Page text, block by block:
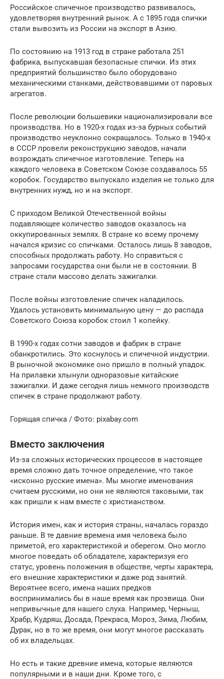
Российское спичечное производство развивалось,
удовлетворяя внутренний рынок. А с 1895 года спички
стали вывозить из России на экспорт в Азию.
По состоянию на 1913 год в стране работала 251
фабрика, выпускавшая безопасные спички. Из этих
предприятий большинство было оборудовано
механическими станками, действовавшими от паровых
агрегатов.
После революции большевики национализировали все
производства. Но в 1920-х годах из-за бурных событий
производство неуклонно сокращалось. Только в 1940-х
в СССР провели реконструкцию заводов, начали
возрождать спичечное изготовление. Теперь на
каждого человека в Советском Союзе создавалось 55
коробок. Государство выпускало изделия не только для
внутренних нужд, но и на экспорт.
С приходом Великой Отечественной войны
подавляющее количество заводов оказалось на
оккупированных землях. В стране ко всему прочему
начался кризис со спичками. Осталось лишь 8 заводов,
способных продолжать работу. Но справиться с
запросами государства они были не в состоянии. В
стране стали массово делать зажигалки.
После войны изготовление спичек наладилось.
Удалось установить минимальную цену — до распада
Советского Союза коробок стоил 1 копейку.
В 1990-х годах сотни заводов и фабрик в стране
обанкротились. Это коснулось и спичечной индустрии.
В рыночной экономике оно пришло в полный упадок.
На прилавки хлынули одноразовые китайские
зажигалки. И даже сегодня лишь немного производств
спичек в стране продолжают работу.
Горящая спичка / Фото: pixabay.com
Вместо заключения
Из-за сложных исторических процессов в настоящее
время сложно дать точное определение, что такое
«исконно русские имена». Мы многие именования
считаем русскими, но они не являются таковыми, так
как пришли к нам вместе с христианством.
История имен, как и история страны, началась гораздо
раньше. В те давние времена имя человека было
приметой, его характеристикой и оберегом. Оно могло
многое поведать об обладателе, характеризуя его
статус, уровень положения в обществе, черты характера,
его внешние характеристики и даже род занятий.
Вероятнее всего, имена наших предков
воспринимались бы в наше время как прозвища. Они
непривычные для нашего слуха. Например, Черныш,
Храбр, Кудряш, Досада, Прекраса, Мороз, Зима, Любим,
Дурак, но в то же время, они могут многое рассказать
об их владельцах.
Но есть и такие древние имена, которые являются
популярными и в наши дни. Кроме того, с